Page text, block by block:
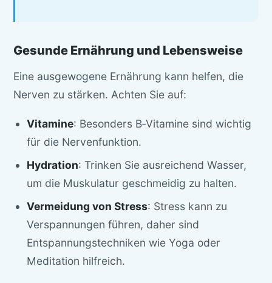
Gesunde Ernährung und Lebensweise
Eine ausgewogene Ernährung kann helfen, die
Nerven zu stärken. Achten Sie auf:
Vitamine: Besonders B‑Vitamine sind wichtig
für die Nervenfunktion.
Hydration: Trinken Sie ausreichend Wasser,
um die Muskulatur geschmeidig zu halten.
Vermeidung von Stress: Stress kann zu
Verspannungen führen, daher sind
Entspannungstechniken wie Yoga oder
Meditation hilfreich.